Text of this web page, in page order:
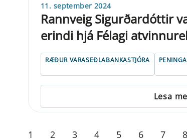
11. september 2024
Rannveig Sigurðardóttir
erindi hjá Félagi
RÆÐUR VARASEÐLABANKASTJÓRA
Lesa
1 2 3 4 5 6 7 8